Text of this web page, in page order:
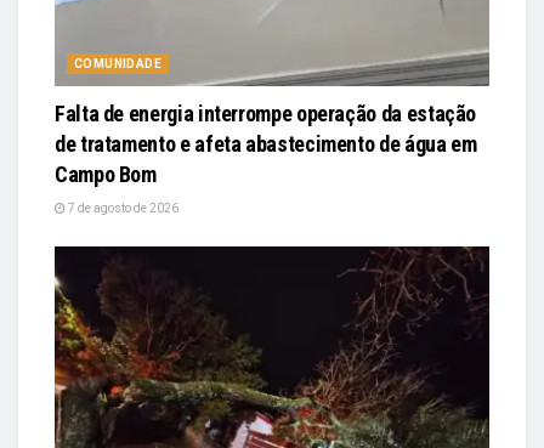
COMUNIDADE
Falta de energia interrompe operação da estação
de tratamento e afeta abastecimento de água em
Campo Bom
7 de agosto de 2026